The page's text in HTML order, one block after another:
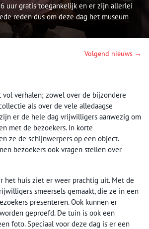
uur gratis toegankelijk en er zijn allerlei
reden dus om deze dag het museum
Volgend nieuws →
vol verhalen; zowel over de bijzondere
als over de vele alledaagse
er de hele dag vrijwilligers aanwezig om
met de bezoekers. In korte
ze de schijnwerpers op een object.
bezoekers ook vragen stellen over
het huis ziet er weer prachtig uit. Met de
smeersels gemaakt, die ze in een
presenteren. Ook kunnen er
geproefd. De tuin is ook een
foto. Speciaal voor deze dag is er een